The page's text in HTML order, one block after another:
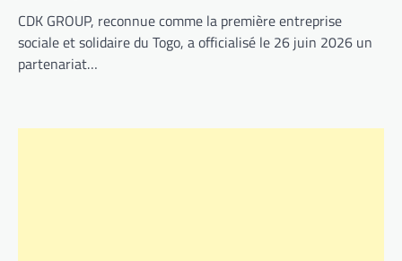
CDK GROUP, reconnue comme la première entreprise
sociale et solidaire du Togo, a officialisé le 26 juin 2026 un
partenariat…